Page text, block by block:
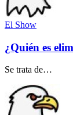
El Show
¿Quién es
Se trata de…